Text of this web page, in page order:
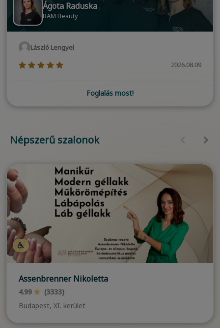
Ágota Raduska
BAM Beauty
László Lengyel
(*)(*)(*)(*)(*) 2026.08.09
Foglalás most!
Népszerű szalonok
Assenbrenner Nikoletta
4.99
(3333)
Budapest, XI. kerület